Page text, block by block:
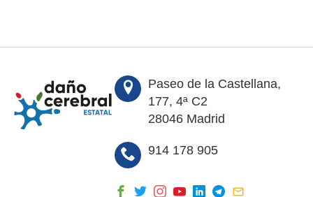
Paseo de la Castellana,
177, 4ª C2
28046 Madrid
914 178 905